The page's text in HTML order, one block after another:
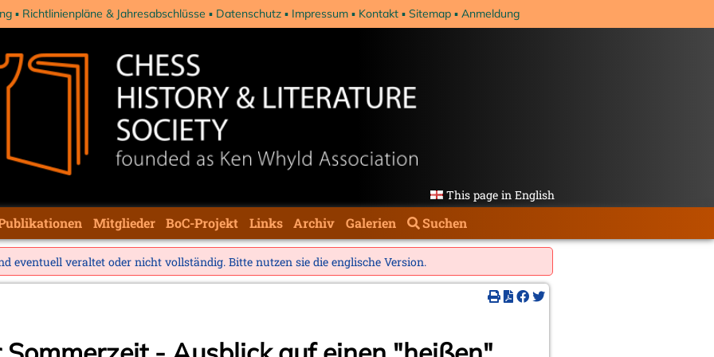
Richtlinienpläne & Jahresabschlüsse Datenschutz Impressum Kontakt Sitemap Anmeldung
This page in English
Mitglieder BoC-Projekt Links Archiv Galerien Suchen
eventuell veraltet oder nicht vollständig. Bitte nutzen sie die englische Version.